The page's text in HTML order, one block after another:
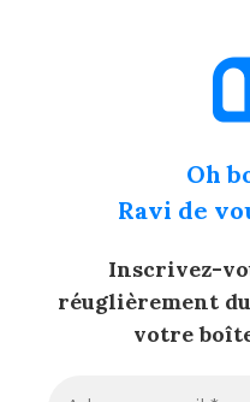
Oh
Ravi de
Inscrivez-
réuglièrement
votre